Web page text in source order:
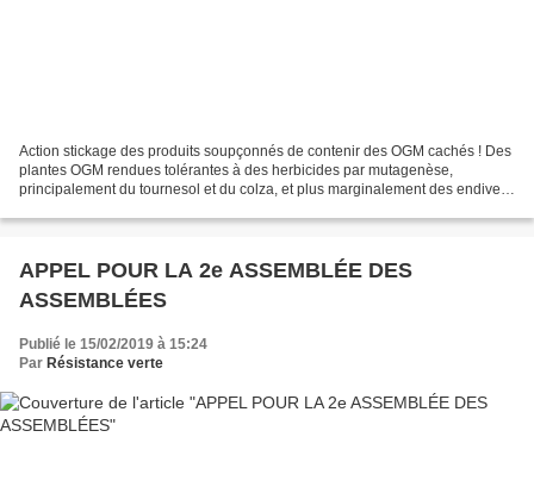
Action stickage des produits soupçonnés de contenir des OGM cachés ! Des
plantes OGM rendues tolérantes à des herbicides par mutagenèse,
principalement du tournesol et du colza, et plus marginalement des endives
APPEL POUR LA 2e ASSEMBLÉE DES
ASSEMBLÉES
Publié le 15/02/2019 à 15:24
Par Résistance verte